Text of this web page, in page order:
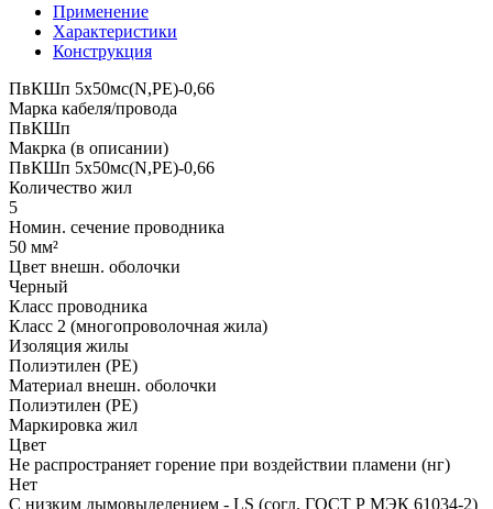
Применение
Характеристики
Конструкция
ПвКШп 5x50мс(N,PE)-0,66
Марка кабеля/провода
ПвКШп
Макрка (в описании)
ПвКШп 5x50мс(N,PE)-0,66
Количество жил
5
Номин. сечение проводника
50 мм²
Цвет внешн. оболочки
Черный
Класс проводника
Класс 2 (многопроволочная жила)
Изоляция жилы
Полиэтилен (PE)
Материал внешн. оболочки
Полиэтилен (PE)
Маркировка жил
Цвет
Не распространяет горение при воздействии пламени (нг)
Нет
С низким дымовыделением - LS (согл. ГОСТ Р МЭК 61034-2)